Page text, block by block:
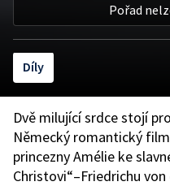
Pořad
Díly
Dvě milující srdce stojí
Německý romantický
princezny Amélie ke
Christovi“–Friedrichu